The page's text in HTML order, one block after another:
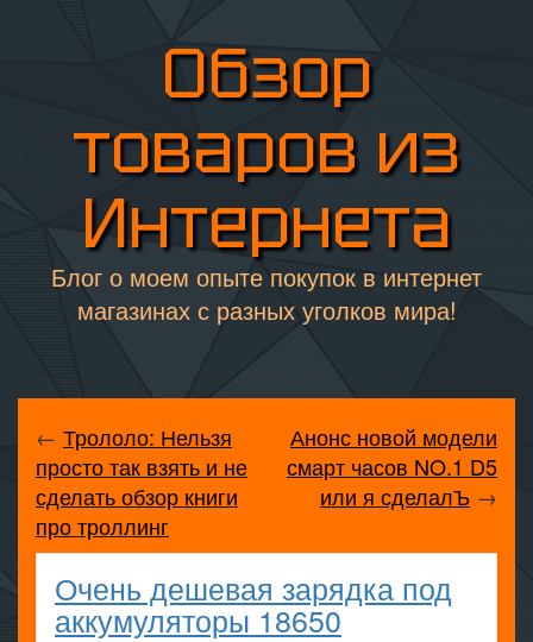
Обзор
товаров из
Интернета
Блог о моем опыте покупок в интернет
магазинах с разных уголков мира!
← Трололо: Нельзя
просто так взять и не
сделать обзор книги
про троллинг
Анонс новой модели
смарт часов NO.1 D5
или я сделалЪ →
Очень дешевая зарядка под
аккумуляторы 18650